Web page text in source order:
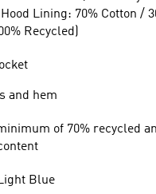
Lining: 70% Cotton /
Recycled)
and hem
of 70% recycled
Blue